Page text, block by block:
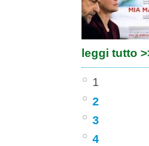
leggi tutto
1
2
3
4